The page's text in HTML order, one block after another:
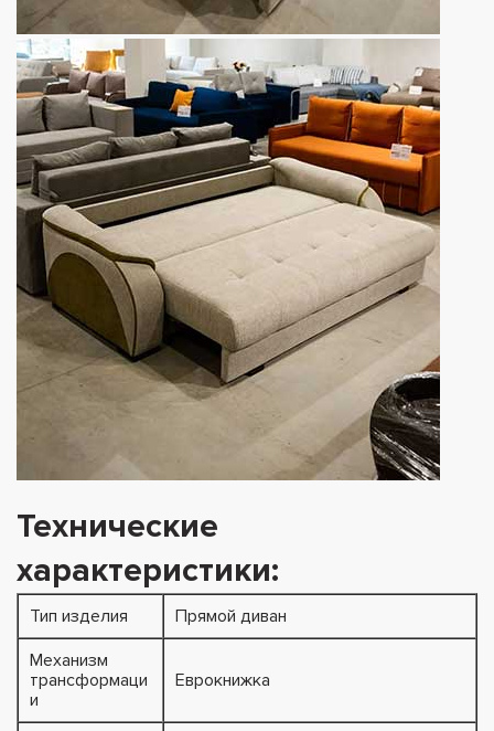
Технические
характеристики:
Тип изделия
Прямой диван
Механизм
трансформаци
и
Еврокнижка